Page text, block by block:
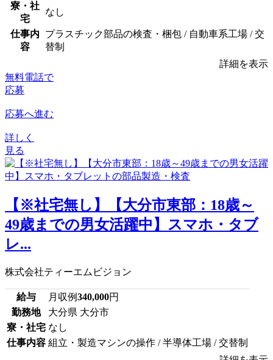
寮・社
宅
なし
仕事内
容
プラスチック部品の検査・梱包 / 自動車系工場 / 交
替制
詳細を表示
無料電話で
応募
応募へ進む
詳しく
見る
【※社宅無し】【大分市東部：18歳～
49歳までの男女活躍中】スマホ・タブ
レ...
株式会社ティーエムビジョン
給与 月収例340,000円
勤務地
大分県 大分市
寮・社宅 なし
仕事内容 組立・製造マシンの操作 / 半導体工場 / 交替制